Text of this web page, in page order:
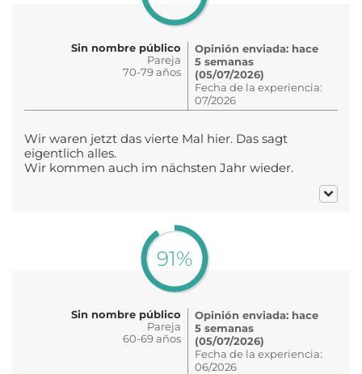
Sin nombre público
Pareja
70-79 años
Opinión enviada: hace
5 semanas
(05/07/2026)
Fecha de la experiencia:
07/2026
Wir waren jetzt das vierte Mal hier. Das sagt
eigentlich alles.
Wir kommen auch im nächsten Jahr wieder.
91%
Sin nombre público
Pareja
60-69 años
Opinión enviada: hace
5 semanas
(05/07/2026)
Fecha de la experiencia:
06/2026